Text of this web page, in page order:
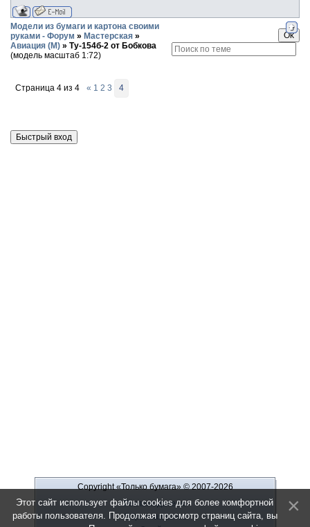
Модели из бумаги и картона своими
руками - Форум » Мастерская »
Авиация (М) » Ту-154б-2 от Бобкова
(модель масштаб 1:72)
Страница 4 из 4 « 1 2 3 4
Copyright «Только бумага»© 2007-2026
Рекламодателю
Обратная связь
Этот сайт использует файлы cookies для более комфортной
работы пользователя. Продолжая просмотр страниц сайта, вы